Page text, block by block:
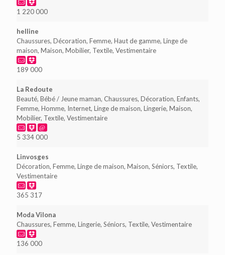
1 220 000
helline
Chaussures, Décoration, Femme, Haut de gamme, Linge de
maison, Maison, Mobilier, Textile, Vestimentaire
189 000
La Redoute
Beauté, Bébé / Jeune maman, Chaussures, Décoration, Enfants,
Femme, Homme, Internet, Linge de maison, Lingerie, Maison,
Mobilier, Textile, Vestimentaire
5 334 000
Linvosges
Décoration, Femme, Linge de maison, Maison, Séniors, Textile,
Vestimentaire
365 317
Moda Vilona
Chaussures, Femme, Lingerie, Séniors, Textile, Vestimentaire
136 000